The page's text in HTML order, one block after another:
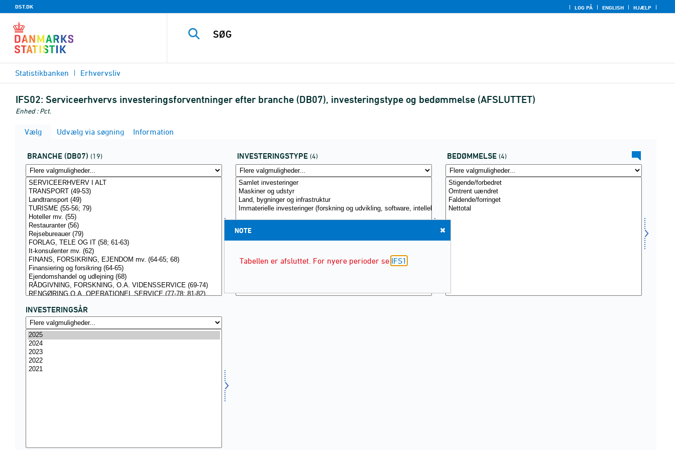
DST.DK LOG PÅ ENGLISH HJÆLP
Statistikbanken Erhvervsliv
IFS02: Serviceerhvervs investeringsforventninger efter branche (DB07), investeringstype og bedømmelse (AFSLUTTET)
Enhed : Pct.
Vælg Udvælg via søgning Information
BRANCHE (DB07) (19) INVESTERINGSTYPE (4) BEDØMMELSE (4)
INVESTERINGSÅR
NOTE
Tabellen er afsluttet. For nyere perioder se IFS1